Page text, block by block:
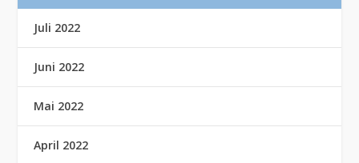
Juli 2022
Juni 2022
Mai 2022
April 2022